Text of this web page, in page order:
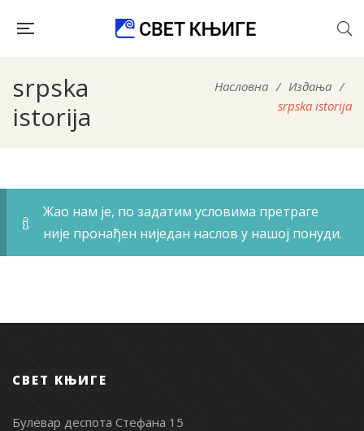
srpska
istorija
Насловна / Издања /
srpska istorija
Жао нам је, по задатим условима претраге
није пронађен ниједан наслов у нашој понуди.
СВЕТ КЊИГЕ
Булевар деспота Стефана 15